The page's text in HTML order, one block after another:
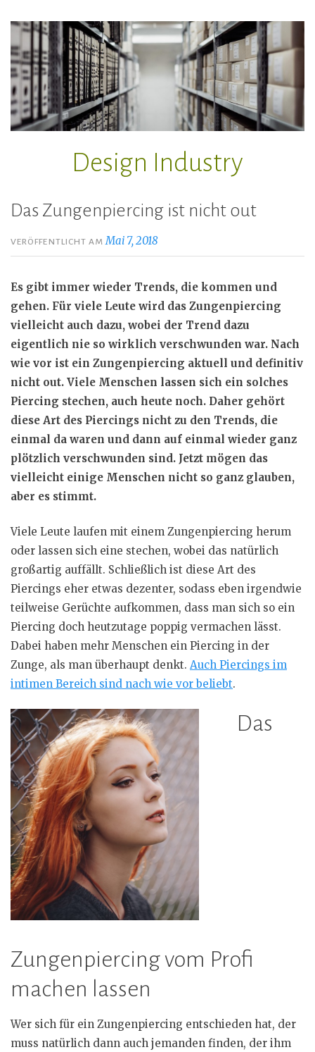
Zum
Inhalt
springen
Design Industry
Das Zungenpiercing ist nicht out
VERÖFFENTLICHT AMMai 7, 2018
Es gibt immer wieder Trends, die kommen und
gehen. Für viele Leute wird das Zungenpiercing
vielleicht auch dazu, wobei der Trend dazu
eigentlich nie so wirklich verschwunden war. Nach
wie vor ist ein Zungenpiercing aktuell und definitiv
nicht out. Viele Menschen lassen sich ein solches
Piercing stechen, auch heute noch. Daher gehört
diese Art des Piercings nicht zu den Trends, die
einmal da waren und dann auf einmal wieder ganz
plötzlich verschwunden sind. Jetzt mögen das
vielleicht einige Menschen nicht so ganz glauben,
aber es stimmt.
Viele Leute laufen mit einem Zungenpiercing herum
oder lassen sich eine stechen, wobei das natürlich
großartig auffällt. Schließlich ist diese Art des
Piercings eher etwas dezenter, sodass eben irgendwie
teilweise Gerüchte aufkommen, dass man sich so ein
Piercing doch heutzutage poppig vermachen lässt.
Dabei haben mehr Menschen ein Piercing in der
Zunge, als man überhaupt denkt. Auch Piercings im
intimen Bereich sind nach wie vor beliebt.
Das
Zungenpiercing vom Profi
machen lassen
Wer sich für ein Zungenpiercing entschieden hat, der
muss natürlich dann auch jemanden finden, der ihm